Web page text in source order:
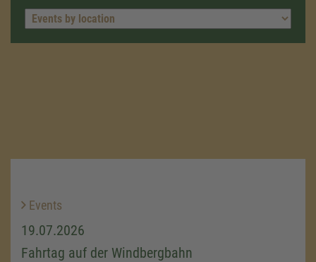
Events
19.07.2026
Fahrtag auf der Windbergbahn